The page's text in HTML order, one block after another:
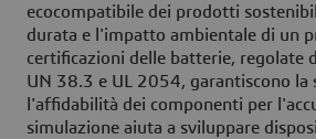
ecocompatibile dei prodotti
durata e l'impatto ambientale di un
certificazioni delle batterie, regolate
UN 38.3 e UL 2054, garantiscono la
l'affidabilità dei componenti per
simulazione aiuta a sviluppare